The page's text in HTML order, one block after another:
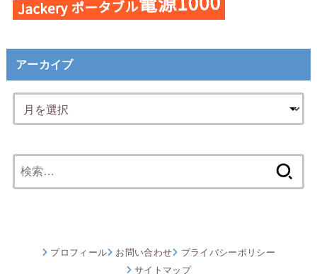
アーカイブ
索:
プロフィール お問い合わせ
プライバシーポリシー
サイトマップ